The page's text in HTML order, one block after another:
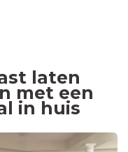
laten
met een
in huis